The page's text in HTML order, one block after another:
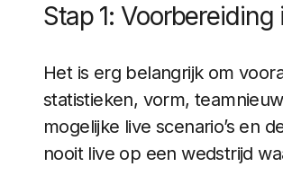
Stap 1:
Het is erg belangrijk om
statistieken, vorm,
mogelijke live scenario’s en
nooit live op een wedstrijd